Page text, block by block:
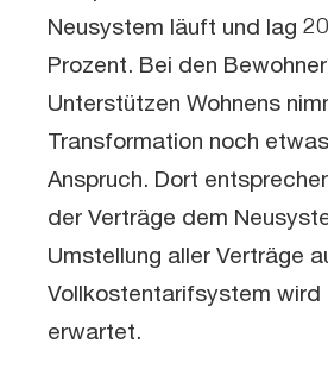
Neusystem läuft und lag
Prozent. Bei den
Unterstützen Wohnens
Transformation noch
Anspruch. Dort
der Verträge dem
Umstellung aller Verträge
Vollkostentarifsystem wird
erwartet.